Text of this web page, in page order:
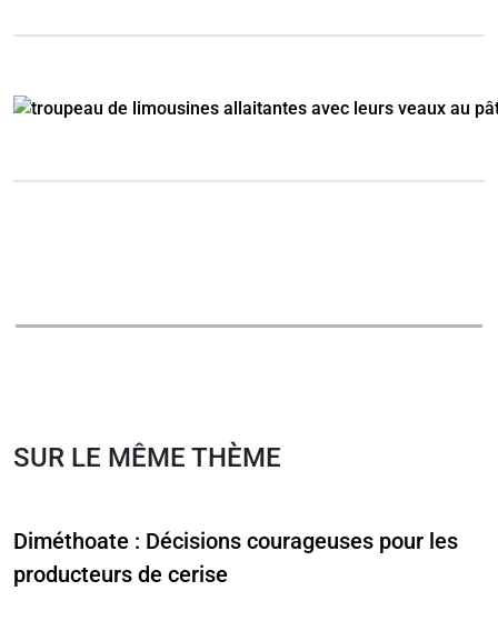
SUR LE MÊME THÈME
Diméthoate : Décisions courageuses pour les
producteurs de cerise